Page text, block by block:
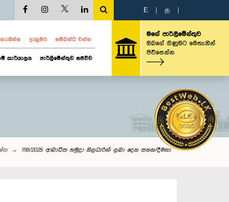
E த
නරඹන්න දැනුමට සම්බන්ධ වන්න
කාර්යාලය පාර්ලිමේන්තුව සජීවීව
මගේ පාර්ලිමේන්තුව
ඔබගේ ගිණුමට මෙතැනින්
පිවිසෙන්න
1118/2025: ආබාධිත හමුදා නිලධාරින්: ලබා දෙන සහන/දීමනා